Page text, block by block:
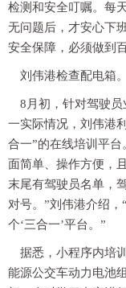
检测和安全叮嘱。每
无问题后，才安心下
安全保障，必须做到
刘伟港检查配电箱。
8月初，针对驾驶
一实际情况，刘伟港
合一”的在线培训平
面简单、操作方便，
末尾有驾驶员名单，
对号。”刘伟港介绍
个‘三合一’平台。”
据悉，小程序内培
能源公交车动力电池